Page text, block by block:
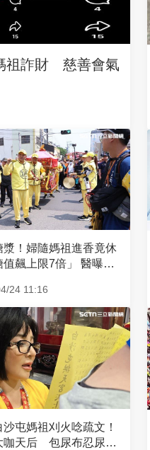
祖詐財 慈善會氣
漿！婦隨媽祖進香竟休
上限7倍」 醫曝原
24 11:16
屯媽祖刈火唸疏文！
咖天后 包尿布忍尿5